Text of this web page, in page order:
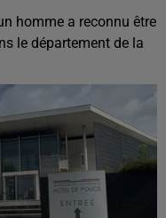
homme a reconnu être
le département de la